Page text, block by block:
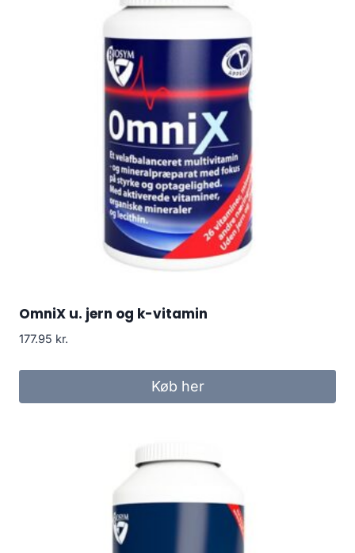
OmniX u. jern og k-vitamin
177.95 kr.
Køb her